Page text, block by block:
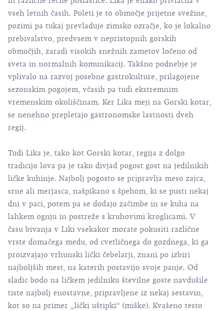
vseh letnih časih. Poleti je to območje prijetne svežine,
pozimi pa tukaj prevladuje zimsko ozračje, ko je lokalno
prebivalstvo, predvsem v nepristopnih gorskih
območjih, zaradi visokih snežnih zametov ločeno od
sveta in normalnih komunikacij. Takšno podnebje je
vplivalo na razvoj posebne gastrokulture, prilagojene
sezonskim pogojem, včasih pa tudi ekstremnim
vremenskim okoliščinam. Ker Lika meji na Gorski kotar,
se nenehno prepletajo gastronomske lastnosti dveh
regij.
Tudi Lika je, tako kot Gorski kotar, regija z dolgo
tradicijo lova pa je tako divjad pogost gost na jedilnikih
ličke kuhinje. Najbolj pogosto se pripravlja meso zajca,
srne ali merjasca, našpikano s špehom, ki se pusti nekaj
dni v paci, potem pa se dodajo začimbe in se kuha na
lahkem ognju in postreže s kruhovimi kroglicami. V
času bivanja v Liki vsekakor morate pokusiti različne
vrste domačega medu, od cvetličnega do gozdnega, ki ga
proizvajajo vrhunski lički čebelarji, znani po izbiri
najboljših mest, na katerih postavijo svoje panje. Od
sladic bodo na ličkem jedilniku številne goste navdušile
tiste najbolj enostavne, pripravljene iz nekaj sestavin,
kot so na primer „lički uštipki“ (miške). Kvašeno testo